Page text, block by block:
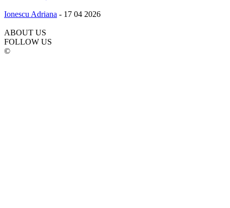
Ionescu Adriana - 17 04 2026
ABOUT US
FOLLOW US
©